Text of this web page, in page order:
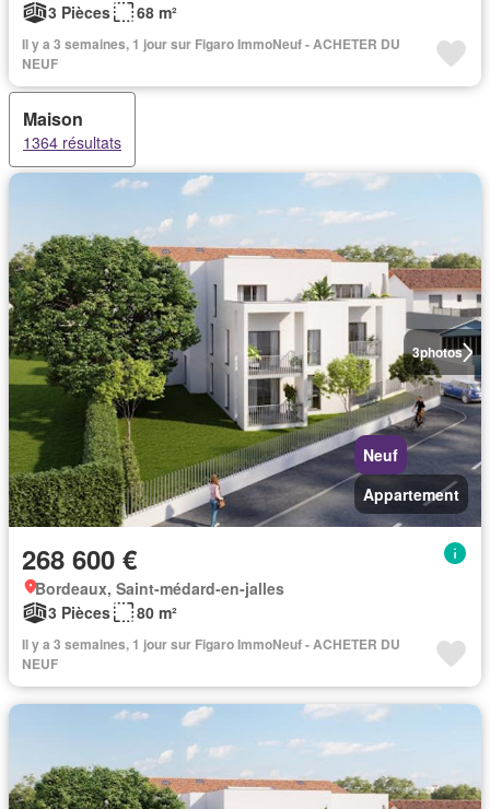
3 Pièces
68 m²
Il y a 3 semaines, 1 jour sur Figaro ImmoNeuf - ACHETER DU
NEUF
Maison
1364 résultats
3photos
Neuf
Appartement
268 600 €
Bordeaux, Saint-médard-en-jalles
3 Pièces
80 m²
Il y a 3 semaines, 1 jour sur Figaro ImmoNeuf - ACHETER DU
NEUF